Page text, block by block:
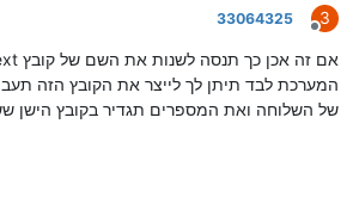
3
מנותק
33064325
המערכת לבד תיתן לך לייצר את הקובץ הזה
של השלוחה ואת המספרים תגדיר בקובץ הישן